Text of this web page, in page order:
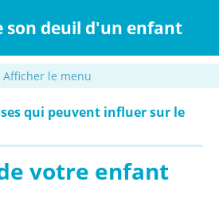
son deuil d'un enfant
le menu
qui peuvent influer sur le
votre enfant